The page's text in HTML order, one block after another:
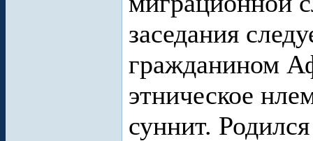
заседания
гражданином
этническое
суннит.